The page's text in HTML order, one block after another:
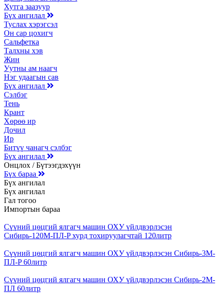
Хутга заазуур
Бүх ангилал
Туслах хэрэгсэл
Он сар цохигч
Сальфетка
Талхны хэв
Жин
Уутны ам наагч
Нэг удаагын сав
Бүх ангилал
Сэлбэг
Тень
Крант
Хөрөө ир
Дочил
Ир
Битүү чанагч сэлбэг
Бүх ангилал
Онцлох / Бүтээгдэхүүн
Бүх бараа
Бүх ангилал
Бүх ангилал
Гал тогоо
Импортын бараа
Сүүний цөцгий ялгагч машин ОХУ үйлдвэрлэсэн
Сибирь-120М-ПЛ-P хурд тохируулагчтай 120литр
Сүүний цөцгий ялгагч машин ОХУ үйлдвэрлэсэн Сибирь-3М-
ПЛ-P 60литр
Сүүний цөцгий ялгагч машин ОХУ үйлдвэрлэсэн Сибирь-2М-
ПЛ 60литр